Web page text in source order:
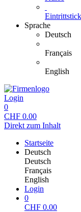
Sprache
Deutsch
Français
English
Login
0
CHF 0.00
Direkt zum Inhalt
Startseite
Deutsch
Deutsch
Français
English
Login
0
CHF 0.00